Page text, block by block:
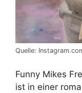
Quelle:
Funny Mikes
ist in einer